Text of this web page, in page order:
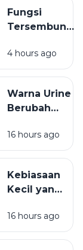
Dipikirkan
Fungsi
Tersembunyi
pada Tutup
Pulpen
4 hours ago
Warna Urine
Berubah
Minum
Vitamin? Ini
Penjelasannya
16 hours ago
Kebiasaan
Kecil yang
Vitamin
Tidak
16 hours ago